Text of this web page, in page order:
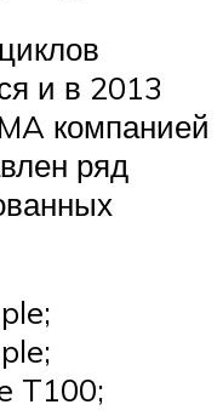
и в 2013
компанией
ряд
T100;